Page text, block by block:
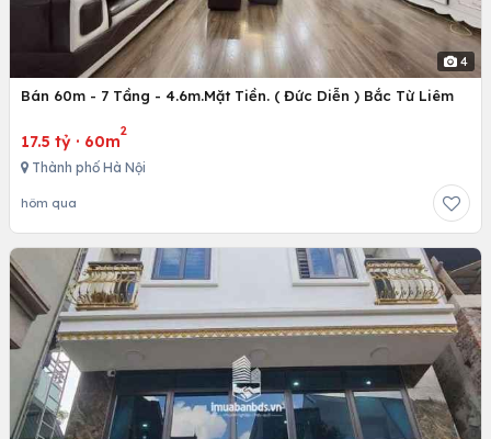
4
Bán 60m - 7 Tầng - 4.6m.Mặt Tiền. ( Đức Diễn ) Bắc Từ Liêm
17.5 tỷ · 60m
2
Thành phố Hà Nội
hôm qua